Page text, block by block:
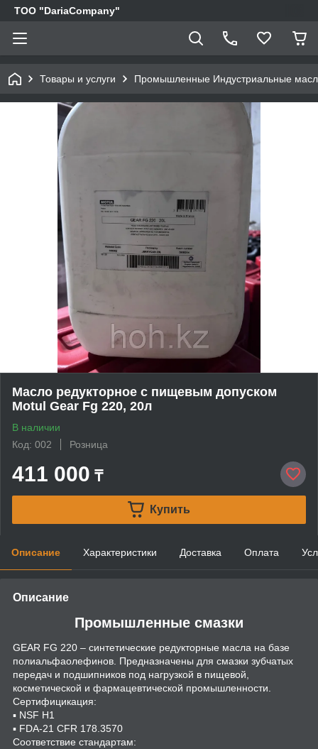
TOO "DariaCompany"
Товары и услуги Промышленные Индустриальные
Масло редукторное с пищевым допуском
Motul Gear Fg 220, 20л
В наличии
Код: 002
Розница
411 000 ₸
Купить
Описание Характеристики Доставка Оплата
Описание
Промышленные смазки
GEAR FG 220 – синтетические редукторные масла на базе
полиальфаолефинов. Предназначены для смазки зубчатых
передач и подшипников под нагрузкой в пищевой,
косметической и фармацевтической промышленности.
Сертифицикация:
▪ NSF H1
▪ FDA-21 CFR 178.3570
Соответствие стандартам: